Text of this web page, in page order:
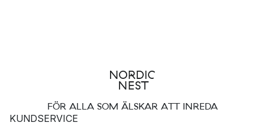
FÖR ALLA SOM ÄLSKAR ATT INREDA
KUNDSERVICE